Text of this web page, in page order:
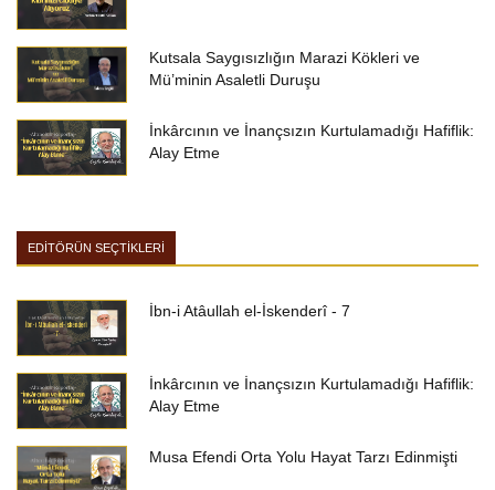
Kutsala Saygısızlığın Marazi Kökleri ve
Mü’minin Asaletli Duruşu
İnkârcının ve İnançsızın Kurtulamadığı Hafiflik:
Alay Etme
EDİTÖRÜN SEÇTİKLERİ
İbn-i Atâullah el-İskenderî - 7
İnkârcının ve İnançsızın Kurtulamadığı Hafiflik:
Alay Etme
Musa Efendi Orta Yolu Hayat Tarzı Edinmişti